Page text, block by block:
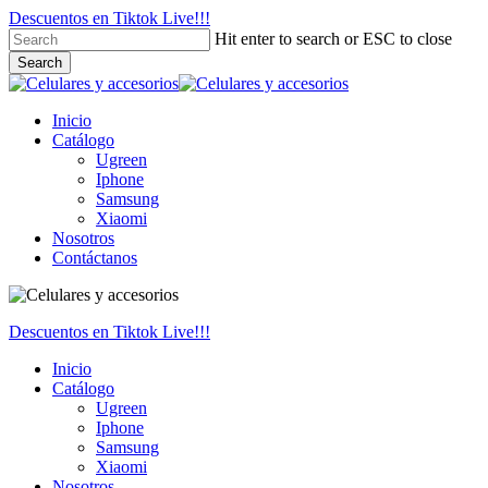
Skip
to
main
content
Descuentos en Tiktok Live!!!
Hit enter to search or ESC to close
Search
Close
Menu
Inicio
Catálogo
Ugreen
Iphone
Samsung
Xiaomi
Nosotros
Contáctanos
Descuentos en Tiktok Live!!!
Inicio
Catálogo
Ugreen
Iphone
Samsung
Xiaomi